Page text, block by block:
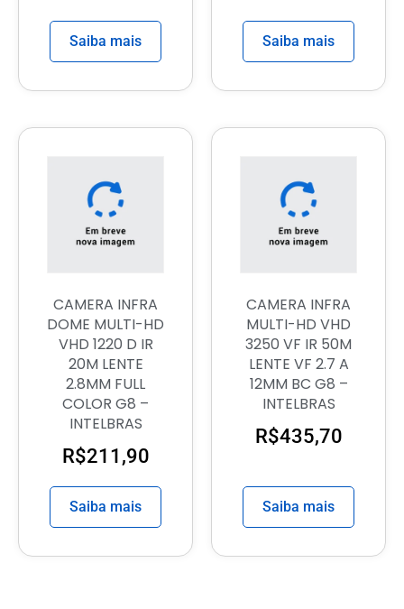
Saiba mais Saiba mais
CAMERA INFRA
DOME MULTI-HD
VHD 1220 D IR
20M LENTE
2.8MM FULL
COLOR G8 –
INTELBRAS
R$211,90
Saiba mais
CAMERA INFRA
MULTI-HD VHD
3250 VF IR 50M
LENTE VF 2.7 A
12MM BC G8 –
INTELBRAS
R$435,70
Saiba mais